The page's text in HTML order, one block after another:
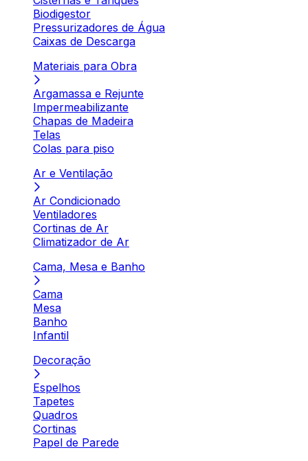
Biodigestor
Pressurizadores de Água
Caixas de Descarga
Materiais para Obra
Argamassa e Rejunte
Impermeabilizante
Chapas de Madeira
Telas
Colas para piso
Ar e Ventilação
Ar Condicionado
Ventiladores
Cortinas de Ar
Climatizador de Ar
Cama, Mesa e Banho
Cama
Mesa
Banho
Infantil
Decoração
Espelhos
Tapetes
Quadros
Cortinas
Papel de Parede